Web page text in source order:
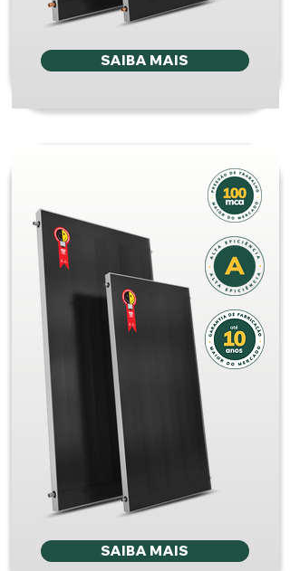
SAIBA MAIS
SAIBA MAIS